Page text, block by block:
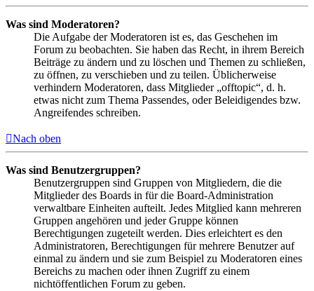
Was sind Moderatoren?
Die Aufgabe der Moderatoren ist es, das Geschehen im
Forum zu beobachten. Sie haben das Recht, in ihrem Bereich
Beiträge zu ändern und zu löschen und Themen zu schließen,
zu öffnen, zu verschieben und zu teilen. Üblicherweise
verhindern Moderatoren, dass Mitglieder „offtopic“, d. h.
etwas nicht zum Thema Passendes, oder Beleidigendes bzw.
Angreifendes schreiben.
Nach oben
Was sind Benutzergruppen?
Benutzergruppen sind Gruppen von Mitgliedern, die die
Mitglieder des Boards in für die Board-Administration
verwaltbare Einheiten aufteilt. Jedes Mitglied kann mehreren
Gruppen angehören und jeder Gruppe können
Berechtigungen zugeteilt werden. Dies erleichtert es den
Administratoren, Berechtigungen für mehrere Benutzer auf
einmal zu ändern und sie zum Beispiel zu Moderatoren eines
Bereichs zu machen oder ihnen Zugriff zu einem
nichtöffentlichen Forum zu geben.